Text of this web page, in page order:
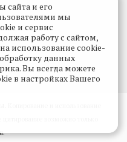
возможно только
сайта и его
мы
и сервис
работу с сайтом,
использование cookie-
данных
Вы всегда можете
в настройках Вашего